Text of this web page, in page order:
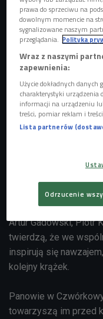
PAP/Grzegorz Michałowski
Pretekstem do
krążek IRY, który nosi
- mówi Artur
roku. Często z tą
istniała ona już od
Artur Gadowski, Piotr
twierdzą, że we
inspirują się
kolejny krążek.
Panowie w
towarzyszą im przed
prawa do sprzeciwu na
dowolnym momencie na
sygnalizowane naszym
przeglądania. Polityka
Wraz z naszymi
zapewnienia:
Użycie dokładnych
charakterystyki urządzenia
informacji na urządzeniu
treści, pomiar reklam i
Lista partnerów
Odrzucenie